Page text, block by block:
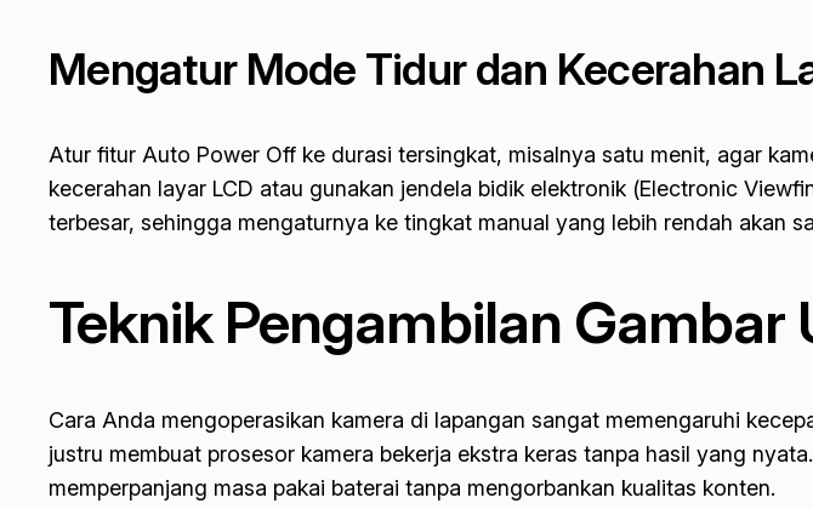
Mengatur Mode Tidur dan Kecerahan
Atur fitur Auto Power Off ke durasi tersingkat, misalnya satu menit, agar
kecerahan layar LCD atau gunakan jendela bidik elektronik (Electronic
terbesar, sehingga mengaturnya ke tingkat manual yang lebih rendah akan
Teknik Pengambilan
Cara Anda mengoperasikan kamera di lapangan sangat memengaruhi
justru membuat prosesor kamera bekerja ekstra keras tanpa hasil yang
memperpanjang masa pakai baterai tanpa mengorbankan kualitas konten.